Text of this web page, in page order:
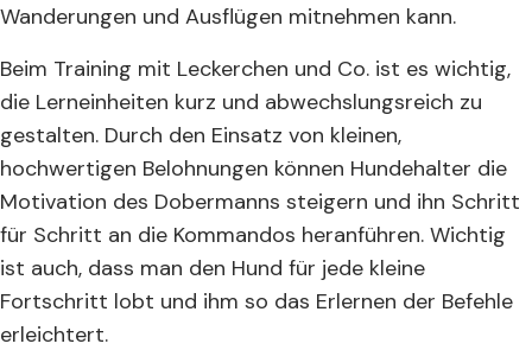
Wanderungen und Ausflügen mitnehmen kann.
Beim Training mit Leckerchen und Co. ist es wichtig,
die Lerneinheiten kurz und abwechslungsreich zu
gestalten. Durch den Einsatz von kleinen,
hochwertigen Belohnungen können Hundehalter die
Motivation des Dobermanns steigern und ihn Schritt
für Schritt an die Kommandos heranführen. Wichtig
ist auch, dass man den Hund für jede kleine
Fortschritt lobt und ihm so das Erlernen der Befehle
erleichtert.